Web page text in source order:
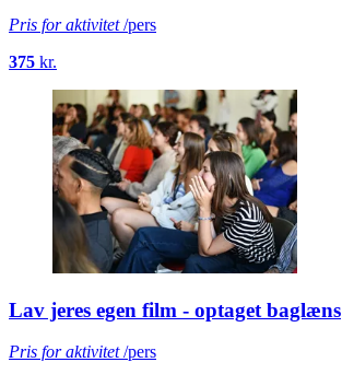
Pris for aktivitet/pers
375 kr.
Lav jeres egen film - optaget baglæns
Pris for aktivitet/pers